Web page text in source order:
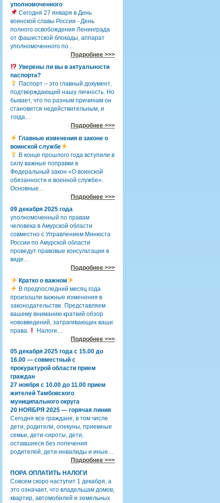
уполномоченного
Сегодня 27 января в День
воинской славы России - День
полного освобождения Ленинграда
от фашистской блокады, аппарат
уполномоченного по…
Подробнее >>>
Уверены ли вы в актуальности
паспорта?
Паспорт – это главный документ,
подтверждающий нашу личность. Но
бывает, что по разным причинам он
становится недействительным, и
тогда…
Подробнее >>>
Главные изменения в законе о
воинской службе
В конце прошлого года вступили в
силу важные поправки в
Федеральный закон «О воинской
обязанности и военной службе».
Основные…
Подробнее >>>
09 декабря 2025 года
уполномоченный по правам
человека в Амурской области
совместно с Управлением Минюста
России по Амурской области
проведут правовые консультации в
виде…
Подробнее >>>
Кратко о важном
В предпоследний месяц года
произошли важные изменения в
законодательстве. Представляем
вашему вниманию краткий обзор
нововведений, затрагивающих ваши
права.
Налоги…
Подробнее >>>
05 декабря 2025 года с 15.00 до
16.00 — совместный с
прокуратурой области прием
граждан
27 ноября с 10.00 до 11.00 прием
жителей Тамбовского
муниципального округа
20 НОЯБРЯ 2025 — горячая линия
Сегодня все граждане, в том числе
дети, родители, опекуны, приемные
семьи, дети-сироты, дети,
оставшиеся без попечения
родителей, дети-инвалиды и иные…
Подробнее >>>
ПОРА ОПЛАТИТЬ НАЛОГИ
Совсем скоро наступит 1 декабря, а
это означает, что владельцам домов,
квартир, автомобилей и земельных